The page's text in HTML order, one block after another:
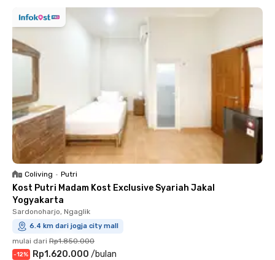
Coliving • Putri
Kost Putri Madam Kost Exclusive Syariah Jakal
Yogyakarta
Sardonoharjo, Ngaglik
6.4 km dari jogja city mall
mulai dari Rp1.850.000
-12% Rp1.620.000 /bulan